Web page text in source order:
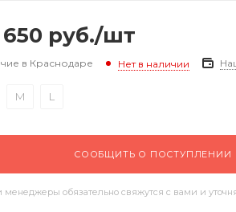
650 руб./шт
в Краснодаре Нет в наличии
M L
СООБЩИТЬ О ПОСТУПЛЕНИИ
обязательно свяжутся с вами и